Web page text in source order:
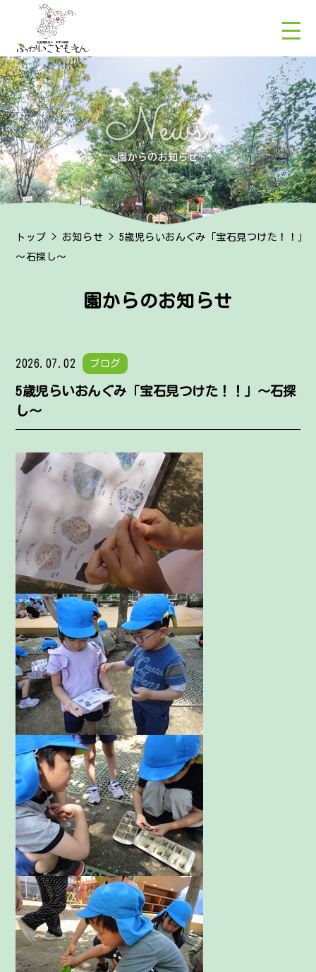
トップ > お知らせ > 5歳児らいおんぐみ「宝石見つけた！！」
～石探し～
園からのお知らせ
2026.07.02 ブログ
5歳児らいおんぐみ「宝石見つけた！！」～石探
し～